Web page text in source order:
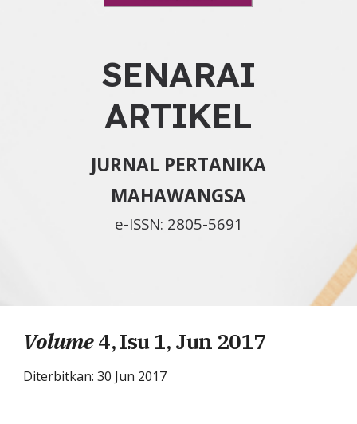
SENARAI
ARTIKEL
JURNAL PERTANIKA
MAHAWANGSA
e-ISSN: 2805-5691
Volume4, Isu 1, Jun 2017
Diterbitkan: 30 Jun 2017